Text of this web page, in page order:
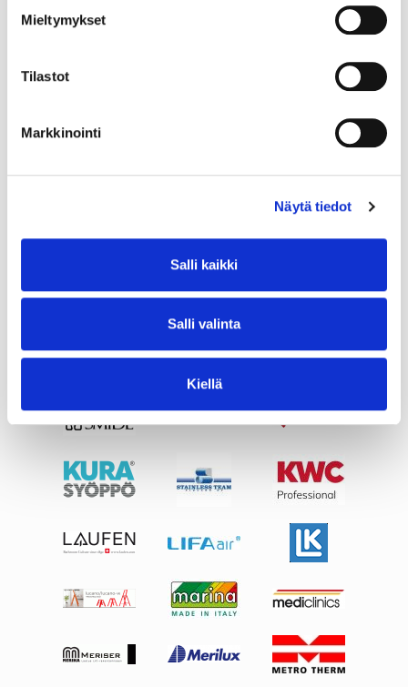
Mieltymykset
Tilastot
Markkinointi
Näytä tiedot
Salli kaikki
Salli valinta
Kiellä